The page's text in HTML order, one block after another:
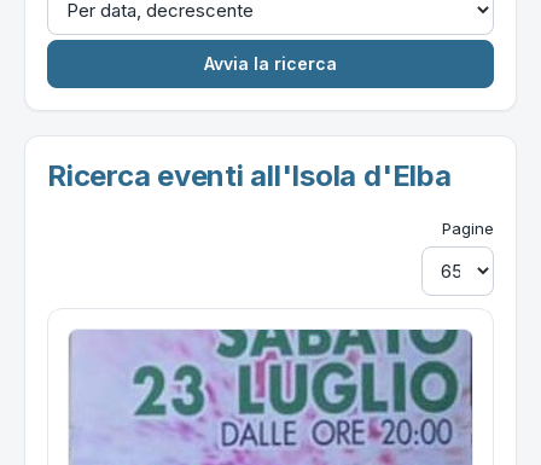
Ricerca eventi all'Isola d'Elba
Pagine